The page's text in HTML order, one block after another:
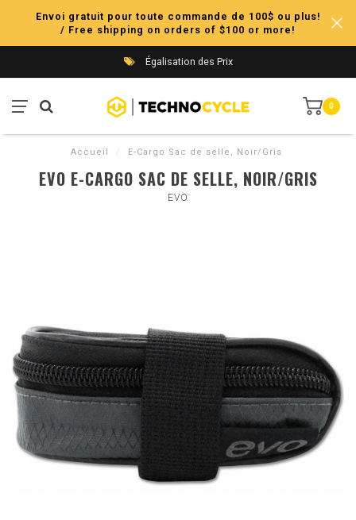
Envoi gratuit pour toute commande de 100$ ou plus!
/ Free shipping on orders of $100 or more!
Égalisation des Prix
0
Accueil / E-Cargo Sac de selle, Noir/Gris
EVO E-CARGO SAC DE SELLE, NOIR/GRIS
EVO